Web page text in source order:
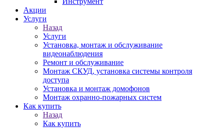
Акции
Услуги
Назад
Услуги
Установка, монтаж и обслуживание
видеонаблюдения
Ремонт и обслуживание
Монтаж СКУД, установка системы контроля
доступа
Установка и монтаж домофонов
Монтаж охранно-пожарных систем
Как купить
Назад
Как купить